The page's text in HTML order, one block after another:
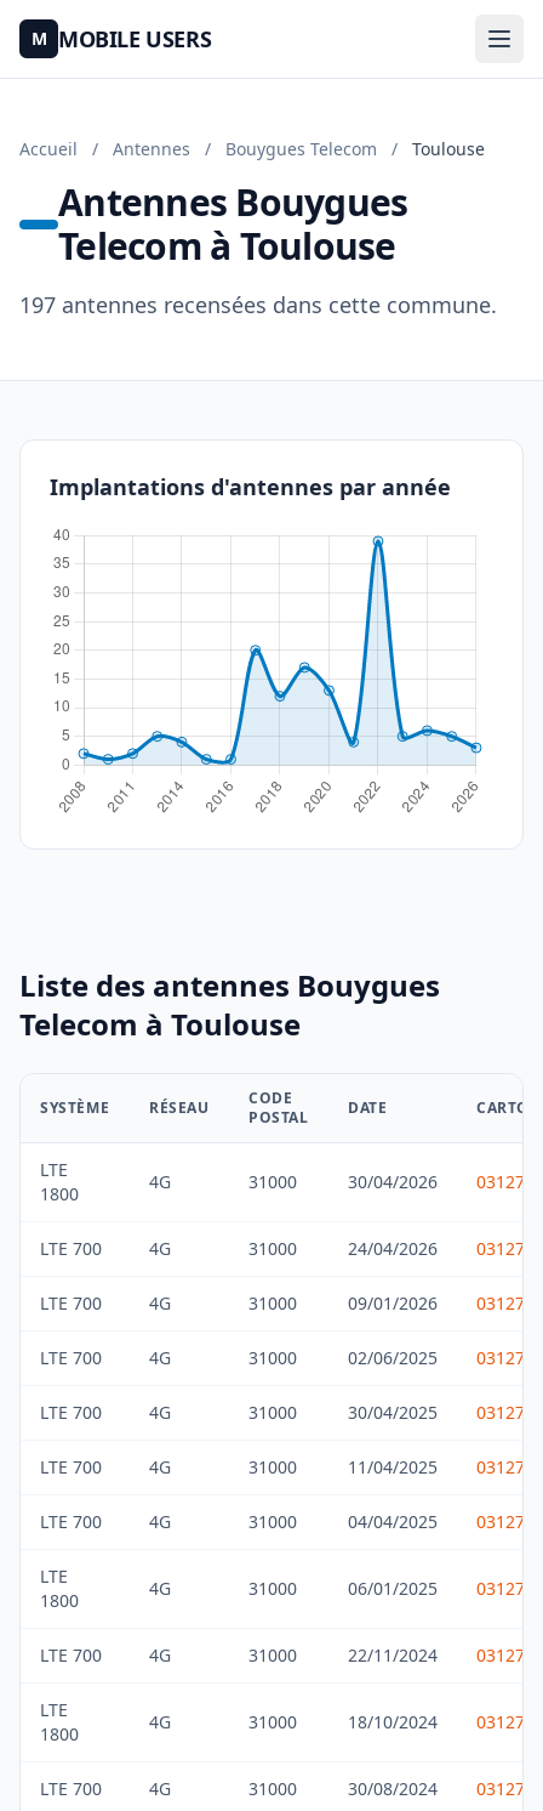
M MOBILE USERS
Accueil / Antennes / Bouygues Telecom / Toulouse
Antennes Bouygues
Telecom à Toulouse
197 antennes recensées dans cette commune.
Implantations d'antennes par année
Liste des antennes Bouygues
Telecom à Toulouse
SYSTÈME RÉSEAU
CODE
POSTAL
DATE
LTE
1800
4G 31000 30/04/2026
LTE 700 4G 31000 24/04/2026
LTE 700 4G 31000 09/01/2026
LTE 700 4G 31000 02/06/2025
LTE 700 4G 31000 30/04/2025
LTE 700 4G 31000 11/04/2025
LTE 700 4G 31000 04/04/2025
LTE
1800
4G 31000 06/01/2025
LTE 700 4G 31000 22/11/2024
LTE
1800
4G 31000 18/10/2024
LTE 700 4G 31000 30/08/2024